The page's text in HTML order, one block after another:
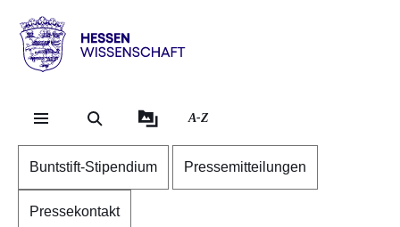
Hessen
Wissenschaft
A-Z
Buntstift-Stipendium Pressemitteilungen
Pressekontakt